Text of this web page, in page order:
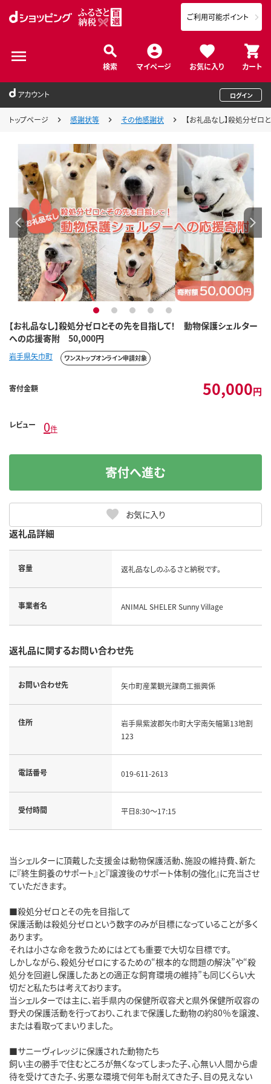
検索 マイページ お気に入り カート
ご利用可能ポイント
アカウント ログイン
トップページ 感謝状等 その他感謝状 【お礼品なし】殺処分ゼ
【お礼品なし】殺処分ゼロとその先を目指して！ 動物保護シェルター
への応援寄附 50,000円
1 2 3 4 5
岩手県矢巾町 ワンストップオンライン申請対象
寄付金額 50,000円
レビュー 0件
お気に入り
寄付へ進む
返礼品詳細
容量 返礼品なしのふるさと納税です。
事業者名 ANIMAL SHELER Sunny Village
返礼品に関するお問い合わせ先
お問い合わせ先 矢巾町産業観光課商工振興係
住所
岩手県紫波郡矢巾町大字南矢幅第13地割
123
電話番号 019-611-2613
受付時間 平日8:30～17:15
当シェルターに頂戴した支援金は動物保護活動、施設の維持費、新た
に『終生飼養のサポート』と『譲渡後のサポート体制の強化』に充当させ
ていただきます。
■殺処分ゼロとその先を目指して
保護活動は殺処分ゼロという数字のみが目標になっていることが多く
あります。
それは小さな命を救うためにはとても重要で大切な目標です。
しかしながら、殺処分ゼロにするための“根本的な問題の解決”や“殺
処分を回避し保護したあとの適正な飼育環境の維持”も同じくらい大
切だと私たちは考えております。
当シェルターでは主に、岩手県内の保健所収容犬と県外保健所収容の
野犬の保護活動を行っており、これまで保護した動物の約80％を譲渡、
または看取ってまいりました。
■サニーヴィレッジに保護された動物たち
飼い主の勝手で住むところが無くなってしまった子、心無い人間から虐
待を受けてきた子、劣悪な環境で何年も耐えてきた子、目の見えない